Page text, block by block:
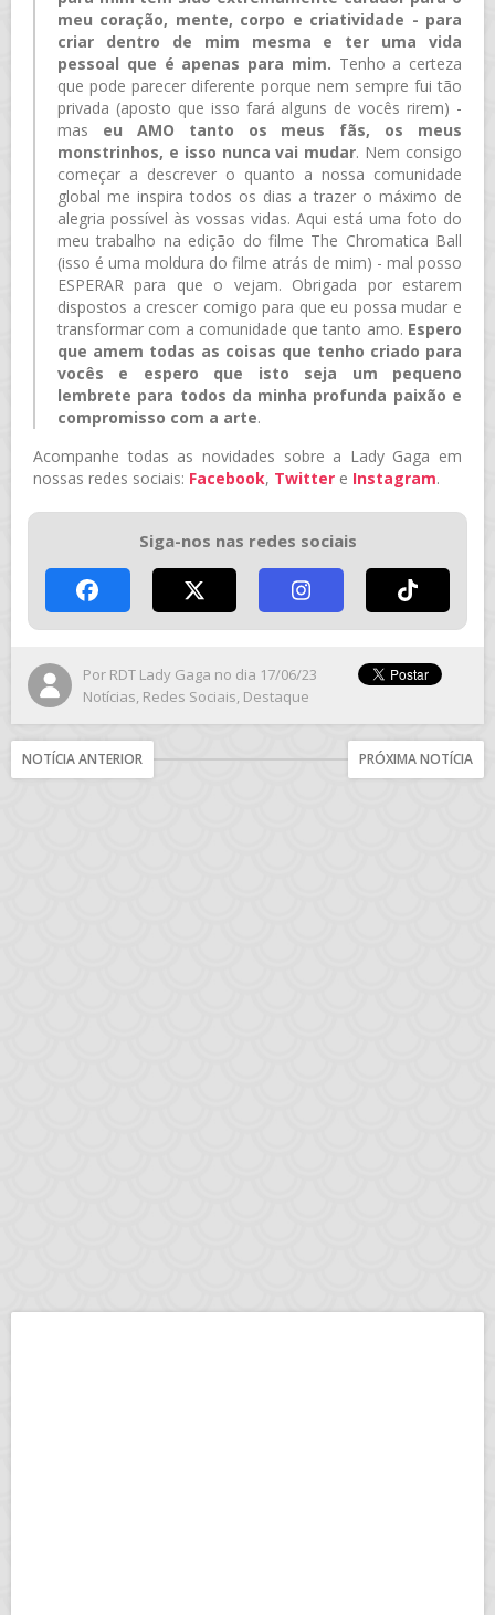
meu coração, mente, corpo e criatividade - para
criar dentro de mim mesma e ter uma vida
pessoal que é apenas para mim. Tenho a certeza
que pode parecer diferente porque nem sempre fui tão
privada (aposto que isso fará alguns de vocês rirem) -
mas eu AMO tanto os meus fãs, os meus
monstrinhos, e isso nunca vai mudar. Nem consigo
começar a descrever o quanto a nossa comunidade
global me inspira todos os dias a trazer o máximo de
alegria possível às vossas vidas. Aqui está uma foto do
meu trabalho na edição do filme The Chromatica Ball
(isso é uma moldura do filme atrás de mim) - mal posso
ESPERAR para que o vejam. Obrigada por estarem
dispostos a crescer comigo para que eu possa mudar e
transformar com a comunidade que tanto amo. Espero
que amem todas as coisas que tenho criado para
vocês e espero que isto seja um pequeno
lembrete para todos da minha profunda paixão e
compromisso com a arte.
Acompanhe todas as novidades sobre a Lady Gaga em
nossas redes sociais: Facebook, Twitter e Instagram.
Siga-nos nas redes sociais
Por RDT Lady Gaga no dia 17/06/23
Notícias, Redes Sociais, Destaque
NOTÍCIA ANTERIOR PRÓXIMA NOTÍCIA